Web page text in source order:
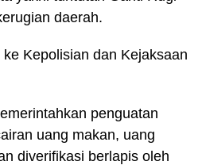
daerah.
Kepolisian dan Kejaksaan
penguatan
uang makan, uang
diverifikasi berlapis oleh